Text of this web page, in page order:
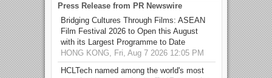
Press Release from PR Newswire
Bridging Cultures Through Films: ASEAN
Film Festival 2026 to Open this August
with its Largest Programme to Date
HONG KONG, Fri, Aug 7 2026 12:05 PM
HCLTech named among the world's most